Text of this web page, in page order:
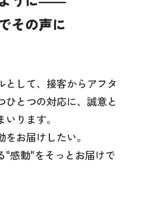
その声に
して、接客からアフタ
ひとつの対応に、誠意と
ります。
お届けしたい。
"感動"をそっとお届けで